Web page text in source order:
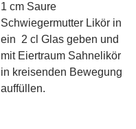
1 cm Saure
Schwiegermutter Likör in
ein 2 cl Glas geben und
mit Eiertraum Sahnelikör
in kreisenden Bewegung
auffüllen.